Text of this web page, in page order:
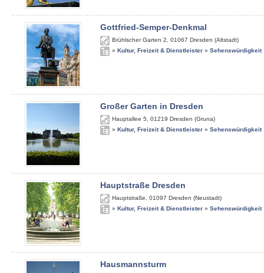
Gottfried-Semper-Denkmal
Brühlscher Garten 2 01067 Dresden (Altstadt)
» Kultur, Freizeit & Dienstleister » Sehenswürdigkeit
Großer Garten in Dresden
Hauptallee 5 01219 Dresden (Gruna)
» Kultur, Freizeit & Dienstleister » Sehenswürdigkeit
Hauptstraße Dresden
Hauptstraße 01097 Dresden (Neustadt)
» Kultur, Freizeit & Dienstleister » Sehenswürdigkeit
Hausmannsturm